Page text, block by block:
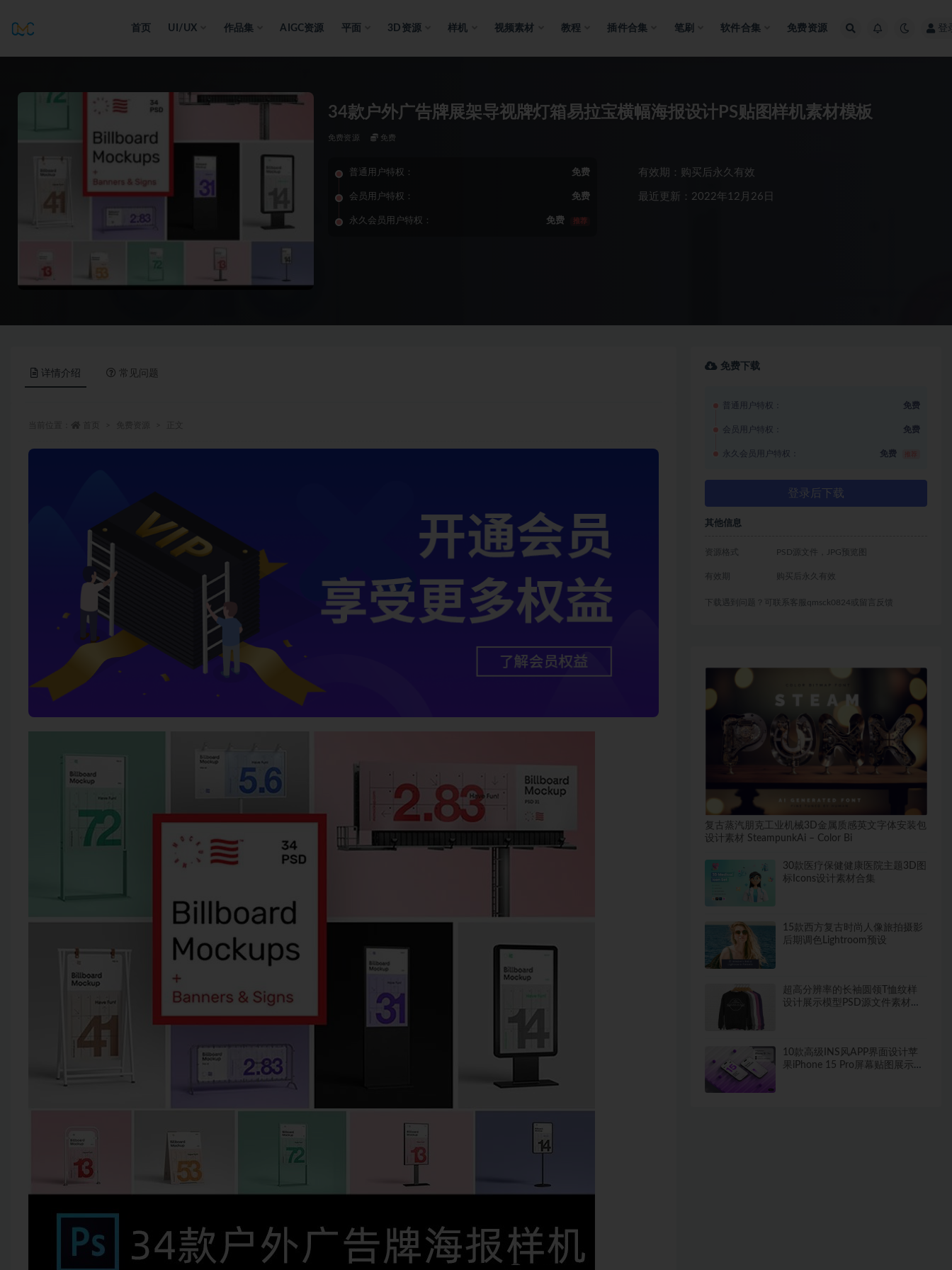
首页 UI/UX 作品集 AIGC资源 平面 3D资源 样机 视频素材 教程 插件合集 笔刷 软件合集 免费资源 登
34款户外广告牌展架导视牌灯箱易拉宝横幅海报设计PS贴图样机素材模板
免费资源 免费
普通用户特权： 免费
会员用户特权： 免费
永久会员用户特权： 免费 推荐
有效期：购买后永久有效
最近更新：2022年12月26日
详情介绍 常见问题
免费下载
普通用户特权： 免费
会员用户特权： 免费
永久会员用户特权： 免费
登录后下载
其他信息
资源格式 PSD源文件，JPG预览图
有效期 购买后永久有效
下载遇到问题？可联系客服qmsck0824或留言反馈
复古蒸汽朋克工业机械3D金属质感英文字体安装包
设计素材 SteampunkAi – Color Bi
30款医疗保健健康医院主题3D图
标Icons设计素材合集
15款西方复古时尚人像旅拍摄影
后期调色Lightroom预设
超高分辨率的长袖圆领T恤纹样
设计展示模型PSD源文件素材下
10款高级INS风APP界面设计苹
果iPhone 15 Pro屏幕贴图展示效